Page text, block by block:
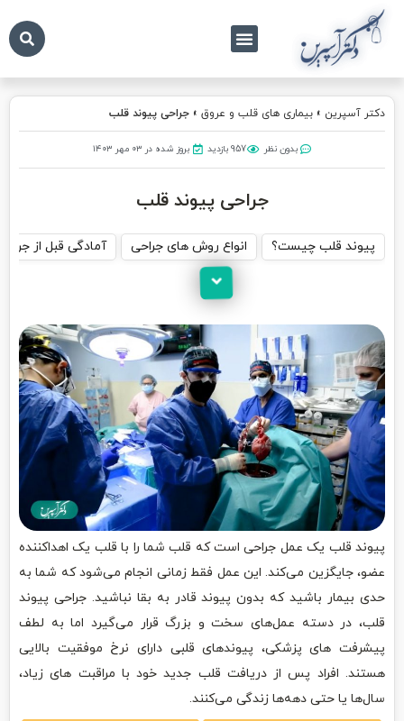
دکتر آسپرین » بیماری های قلب و عروق » جراحی پیوند قلب
بدون نظر 957 بازدید بروز شده در ۰۳ مهر ۱۴۰۳
جراحی پیوند قلب
پیوند قلب چیست؟ انواع روش های جراحی آمادگی قبل از
پیوند قلب یک عمل جراحی است که قلب شما را با قلب یک اهداکننده
عضو، جایگزین می‌کند. این عمل فقط زمانی انجام می‌شود که شما به
حدی بیمار باشید که بدون پیوند قادر به بقا نباشید. جراحی پیوند
قلب، در دسته عمل‌های سخت و بزرگ قرار می‌گیرد اما به لطف
پیشرفت های پزشکی، پیوندهای قلبی دارای نرخ موفقیت بالایی
هستند. افراد پس از دریافت قلب جدید خود با مراقبت های زیاد،
سال‌ها یا حتی دهه‌ها زندگی می‌کنند.